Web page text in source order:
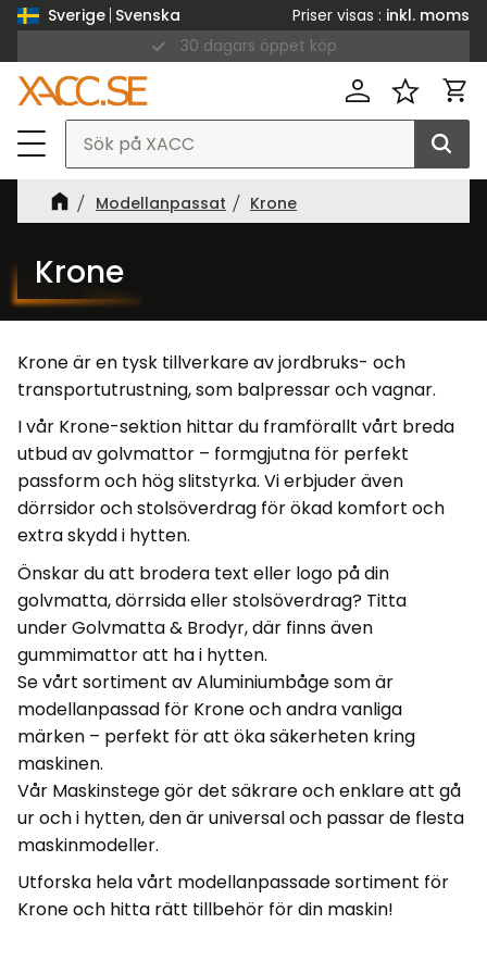
Sverige Svenska Priser visas
inkl. moms
30 dagars öppet köp
Leverans inom 1-3 dagar
Krone
Modellanpassat Krone
Krone är en tysk tillverkare av jordbruks- och
transport­utrustning, som balpressar och vagnar.
I vår Krone-sektion hittar du framförallt vårt breda
utbud av golvmattor – formgjutna för perfekt
passform och hög slitstyrka. Vi erbjuder även
dörrsidor och stolsöverdrag för ökad komfort och
extra skydd i hytten.
Önskar du att brodera text eller logo på din
golvmatta, dörrsida eller stolsöverdrag? Titta
underGolvmatta & Brodyr, där finns även
gummimattor att ha i hytten.
Se vårt sortiment avAluminiumbågesom är
modellanpassad för Krone och andra vanliga
märken – perfekt för att öka säkerheten kring
maskinen.
Vår Maskinstegegör det säkrare och enklare att gå
ur och i hytten, den är universal och passar de flesta
maskinmodeller.
Utforska hela vårt modellanpassade sortiment för
Kroneoch hitta rätt tillbehör för din maskin!